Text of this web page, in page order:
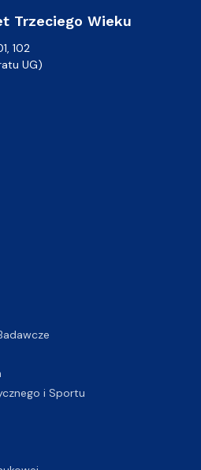
Trzeciego Wieku
102
UG)
i Sportu